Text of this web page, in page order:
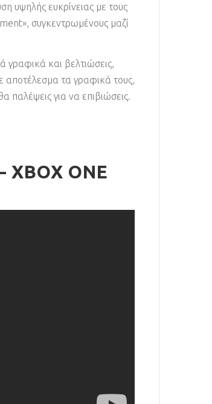
υψηλής ευκρίνειας με τους
συγκεντρωμένους μαζί
γραφικά και βελτιώσεις,
αποτέλεσμα τα γραφικά τους,
για να επιβιώσεις.
XBOX ONE